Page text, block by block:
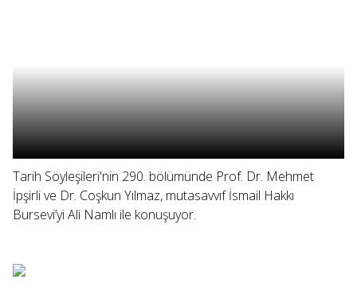
Tarih Söyleşileri'nin 290. bölümünde Prof. Dr. Mehmet
İpşirli ve Dr. Coşkun Yılmaz, mutasavvıf İsmail Hakkı
Bursevi’yi Ali Namlı ile konuşuyor.